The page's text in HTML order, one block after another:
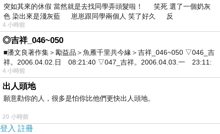
突如其來的休假 當然就是去找同學弄頭髮啦！ 笑死 選了一個奶灰
色 染出來是淺灰藍 崽崽跟同學兩個人 笑了好久 反
4 小時前
◎吉祥_046~050
■潘文良著作集＞勵益品＞魚雁千里共今緣＞吉祥_046~050 ▽046_吉
祥。2006.04.02.日 08:21:40 ▽047_吉祥。2006.04.03.一 23:11:
4 小時前
出人頭地
願意勸你的人，很多是怕你比他們更快出人頭地。
20 小時前
登入 註冊